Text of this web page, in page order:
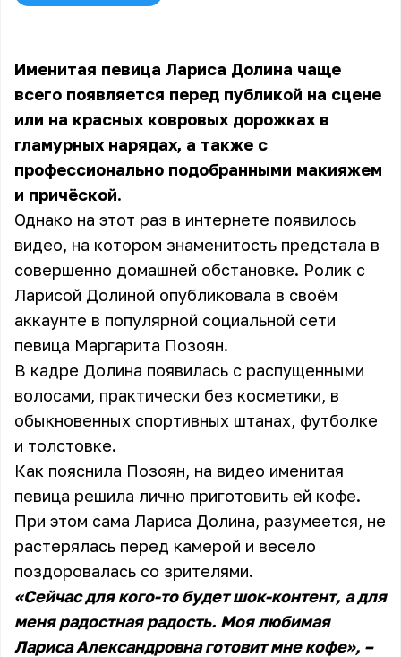
Именитая певица Лариса Долина чаще
всего появляется перед публикой на сцене
или на красных ковровых дорожках в
гламурных нарядах, а также с
профессионально подобранными макияжем
и причёской.
Однако на этот раз в интернете появилось
видео, на котором знаменитость предстала в
совершенно домашней обстановке. Ролик с
Ларисой Долиной опубликовала в своём
аккаунте в популярной социальной сети
певица Маргарита Позоян.
В кадре Долина появилась с распущенными
волосами, практически без косметики, в
обыкновенных спортивных штанах, футболке
и толстовке.
Как пояснила Позоян, на видео именитая
певица решила лично приготовить ей кофе.
При этом сама Лариса Долина, разумеется, не
растерялась перед камерой и весело
поздоровалась со зрителями.
«Сейчас для кого-то будет шок-контент, а для
меня радостная радость. Моя любимая
Лариса Александровна готовит мне кофе», –